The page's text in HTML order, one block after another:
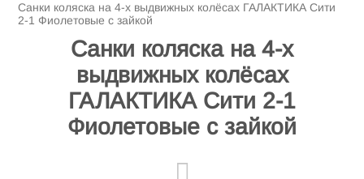
Санки коляска на 4-х выдвижных колёсах ГАЛАКТИКА Сити
2-1 Фиолетовые с зайкой
Санки коляска на 4-х
выдвижных колёсах
ГАЛАКТИКА Сити 2-1
Фиолетовые с зайкой